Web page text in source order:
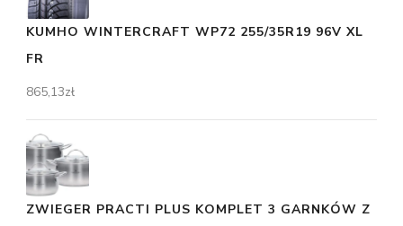
KUMHO WINTERCRAFT WP72 255/35R19 96V XL
FR
865,13zł
ZWIEGER PRACTI PLUS KOMPLET 3 GARNKÓW Z